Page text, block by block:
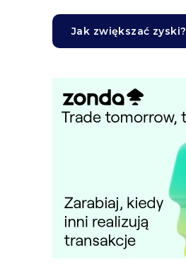
Jak zwiększać zyski?